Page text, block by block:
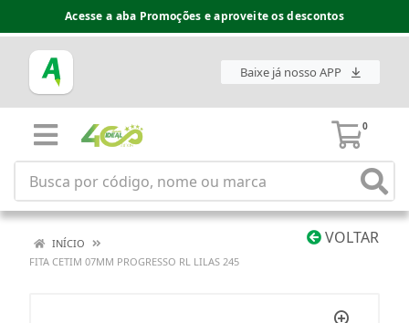
Acesse a aba Promoções e aproveite os descontos
Baixe já nosso APP
0
VOLTAR
INÍCIO
FITA CETIM 07MM PROGRESSO RL LILAS 245